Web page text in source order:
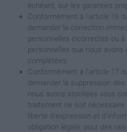
échéant, sur les garanties
Conformément à l'article 16
demander la correction
personnelles incorrectes ou
personnelles que nous
complétées;
Conformément à l'article 17
demander la suppression
nous avons stockées vous
traitement ne soit nécessaire
liberté d'expression et
obligation légale, pour des